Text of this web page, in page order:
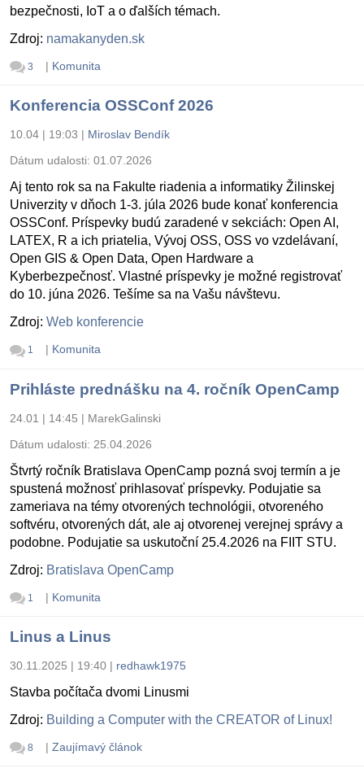
bezpečnosti, IoT a o ďalších témach.
Zdroj: namakanyden.sk
3 | Komunita
Konferencia OSSConf 2026
10.04 | 19:03 | Miroslav Bendík
Dátum udalosti: 01.07.2026
Aj tento rok sa na Fakulte riadenia a informatiky Žilinskej
Univerzity v dňoch 1-3. júla 2026 bude konať konferencia
OSSConf. Príspevky budú zaradené v sekciách: Open AI,
LATEX, R a ich priatelia, Vývoj OSS, OSS vo vzdelávaní,
Open GIS & Open Data, Open Hardware a
Kyberbezpečnosť. Vlastné príspevky je možné registrovať
do 10. júna 2026. Tešíme sa na Vašu návštevu.
Zdroj: Web konferencie
1 | Komunita
Prihláste prednášku na 4. ročník OpenCamp
24.01 | 14:45 | MarekGalinski
Dátum udalosti: 25.04.2026
Štvrtý ročník Bratislava OpenCamp pozná svoj termín a je
spustená možnosť prihlasovať príspevky. Podujatie sa
zameriava na témy otvorených technológii, otvoreného
softvéru, otvorených dát, ale aj otvorenej verejnej správy a
podobne. Podujatie sa uskutoční 25.4.2026 na FIIT STU.
Zdroj: Bratislava OpenCamp
1 | Komunita
Linus a Linus
30.11.2025 | 19:40 | redhawk1975
Stavba počítača dvomi Linusmi
Zdroj: Building a Computer with the CREATOR of Linux!
8 | Zaujímavý článok